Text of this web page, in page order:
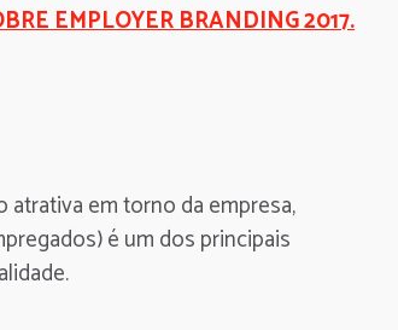
EMPLOYER BRANDING 2017.
em torno da empresa,
é um dos principais